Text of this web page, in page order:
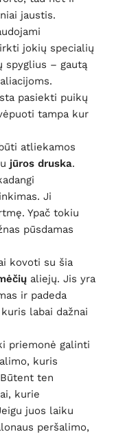
jaustis.
jokių specialių
spyglius – gautą
pasiekti puikų
tampa kur
atliekamos
jūros druska.
Ji
Ypač tokiu
pūsdamas
kovoti su šia
aliejų. Jis yra
ir padeda
labai dažnai
priemonė galinti
kuris
ten
kurie
juos laiku
peršalimo,